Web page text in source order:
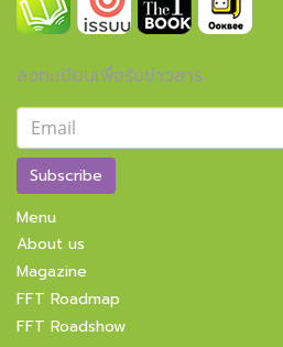
ลงทะเบียนเพื่อรับข่าวสาร
Subscribe
Menu
About us
Magazine
FFT Roadmap
FFT Roadshow